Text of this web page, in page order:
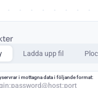
Ladda upp fil
i mottagna data i följande format: